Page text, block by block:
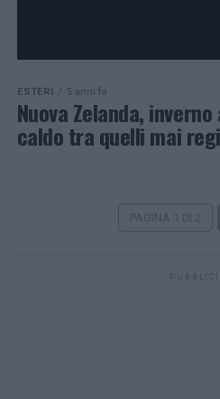
ESTERI 5 anni fa
Nuova Zelanda,
caldo tra quelli mai